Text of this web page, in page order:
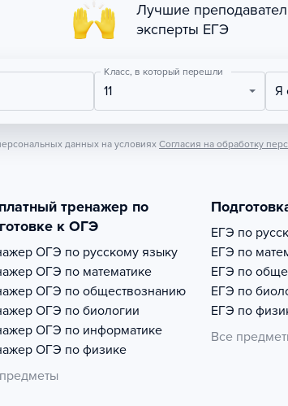
Лучшие
эксперты ЕГЭ
Класс, в который перешли
11
данных на условиях Согласия на обработку
тренажер по
к ОГЭ
ОГЭ по русскому языку
ОГЭ по математике
ОГЭ по обществознанию
ОГЭ по биологии
ОГЭ по информатике
ОГЭ по физике
ЕГЭ по
ЕГЭ по
ЕГЭ по
ЕГЭ по
ЕГЭ по
Все